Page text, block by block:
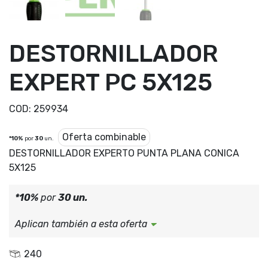
DESTORNILLADOR
EXPERT PC 5X125
COD: 259934
*10% por30 un.
Oferta combinable
DESTORNILLADOR EXPERTO PUNTA PLANA CONICA
5X125
*10% por30 un.
Aplican también a esta oferta
240